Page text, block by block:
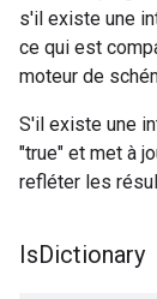
s'il existe une
ce qui est
moteur de
S'il existe une
"true" et met à
refléter les
IsDictionary